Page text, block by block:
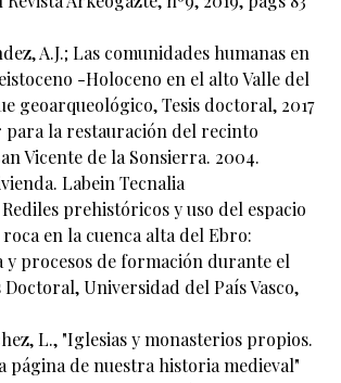
A.J.; Las comunidades humanas en
-Holoceno en el alto Valle del
geoarqueológico, Tesis doctoral, 2017
la restauración del recinto
Vicente de la Sonsierra. 2004.
Labein Tecnalia
prehistóricos y uso del espacio
en la cuenca alta del Ebro:
y procesos de formación durante el
Doctoral, Universidad del País Vasco,
L., "Iglesias y monasterios propios.
página de nuestra historia medieval"